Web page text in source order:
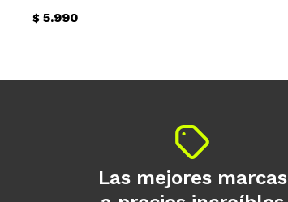
$ 5.990
Las mejores marcas